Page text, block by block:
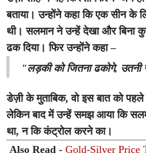
बताया। उन्होंने कहा कि एक सीन के
थी। सलमान ने उन्हें देखा और
ढक दिया। फिर उन्होंने कहा –
"लड़की को जितना ढकोगे,
डेज़ी के मुताबिक, वो इस बात को पहले
लेकिन बाद में उन्हें समझ आया कि
था, न कि कंट्रोल करने का।
Also Read -Gold-Silver Price